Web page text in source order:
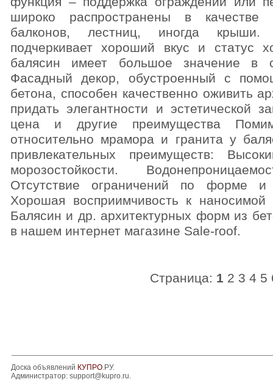
широко распространены в качестве
балконов, лестниц, иногда крыши.
подчеркивает хороший вкус и статус
балясин имеет большое значение в
Фасадный декор, обустроенный с
бетона, способен качественно оживить
придать элегантности и эстетической
цена и другие преимущества
относительно мрамора и гранита у
привлекательных преимуществ:
морозостойкости.
Отсутствие ограничений по форме и
Хорошая восприимчивость к наносимой
Балясин и др. архитектурных форм из
в нашем интернет магазине Sale-roof.
Страница: 1 2 3 4 5
Доска объявлений КУПРО.РУ.
Администратор: support@kupro.ru.